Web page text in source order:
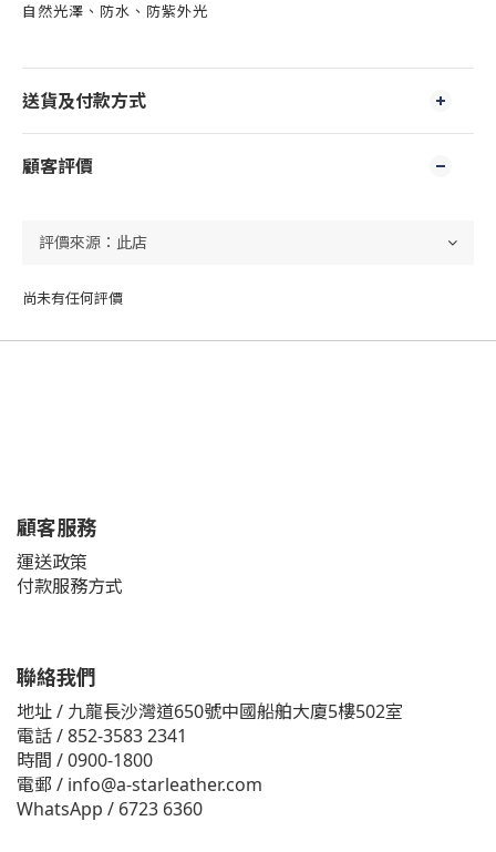
自然光澤、防水、防紫外光
送貨及付款方式
顧客評價
尚未有任何評價
顧客服務
運送政策
付款服務方式
聯絡我們
地址 / 九龍長沙灣道650號中國船舶大廈5樓502室
電話 / 852-3583 2341
時間 / 0900-1800
電郵 / info@a-starleather.com
WhatsApp / 6723 6360